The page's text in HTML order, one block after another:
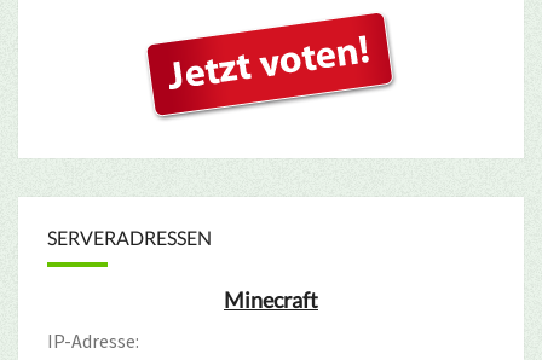
SERVERADRESSEN
Minecraft
IP-Adresse: